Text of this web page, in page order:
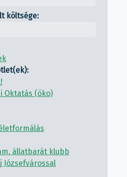
költsége:
Oktatás (öko)
állatbarát klubb
Józsefvárossal